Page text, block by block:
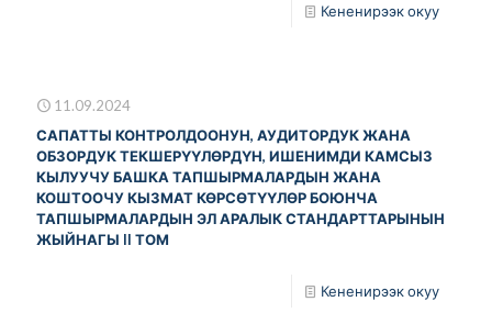
Кененирээк окуу
11.09.2024
САПАТТЫ КОНТРОЛДООНУН, АУДИТОРДУК ЖАНА
ОБЗОРДУК ТЕКШЕРҮҮЛӨРДҮН, ИШЕНИМДИ КАМСЫЗ
КЫЛУУЧУ БАШКА ТАПШЫРМАЛАРДЫН ЖАНА
КОШТООЧУ КЫЗМАТ КӨРСӨТҮҮЛӨР БОЮНЧА
ТАПШЫРМАЛАРДЫН ЭЛ АРАЛЫК СТАНДАРТТАРЫНЫН
ЖЫЙНАГЫ II ТОМ
Кененирээк окуу